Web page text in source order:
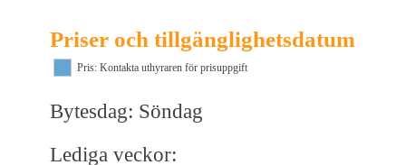
Priser och tillgänglighetsdatum
Pris: Kontakta uthyraren för prisuppgift
Bytesdag: Söndag
Lediga veckor: